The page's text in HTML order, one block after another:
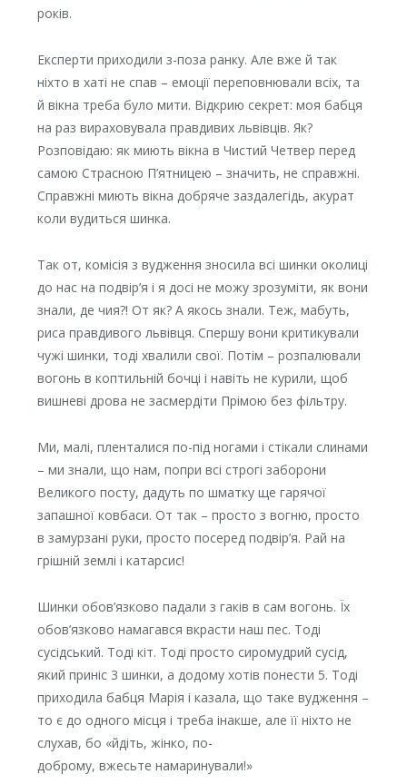
років.
Експерти приходили з-поза ранку. Але вже й так
ніхто в хаті не спав – емоції переповнювали всіх, та
й вікна треба було мити. Відкрию секрет: моя бабця
на раз вираховувала правдивих львівців. Як?
Розповідаю: як миють вікна в Чистий Четвер перед
самою Страсною П’ятницею – значить, не справжні.
Справжні миють вікна добряче заздалегідь, акурат
коли вудиться шинка.
Так от, комісія з вудження зносила всі шинки околиці
до нас на подвір’я і я досі не можу зрозуміти, як вони
знали, де чия?! От як? А якось знали. Теж, мабуть,
риса правдивого львівця. Спершу вони критикували
чужі шинки, тоді хвалили свої. Потім – розпалювали
вогонь в коптильній бочці і навіть не курили, щоб
вишневі дрова не засмердіти Прімою без фільтру.
Ми, малі, пленталися по-під ногами і стікали слинами
– ми знали, що нам, попри всі строгі заборони
Великого посту, дадуть по шматку ще гарячої
запашної ковбаси. От так – просто з вогню, просто
в замурзані руки, просто посеред подвір’я. Рай на
грішній землі і катарсис!
Шинки обов’язково падали з гаків в сам вогонь. Їх
обов’язково намагався вкрасти наш пес. Тоді
сусідський. Тоді кіт. Тоді просто сиромудрий сусід,
який приніс 3 шинки, а додому хотів понести 5. Тоді
приходила бабця Марія і казала, що таке вудження –
то є до одного місця і треба інакше, але її ніхто не
слухав, бо «йдіть, жінко, по-
доброму, вжесьте намаринували!»